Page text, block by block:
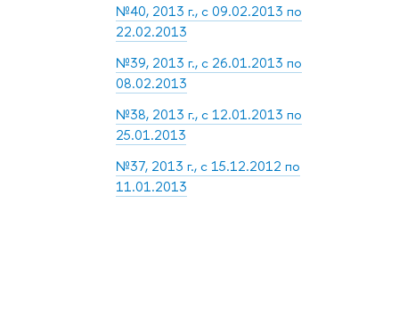
№40, 2013 г., с 09.02.2013 по
22.02.2013
№39, 2013 г., с 26.01.2013 по
08.02.2013
№38, 2013 г., с 12.01.2013 по
25.01.2013
№37, 2013 г., с 15.12.2012 по
11.01.2013